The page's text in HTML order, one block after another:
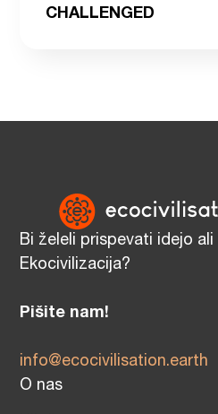
CHALLENGED
Bi želeli prispevati idejo
Ekocivilizacija?
Pišite nam!
info@ecocivilisation.earth
O nas